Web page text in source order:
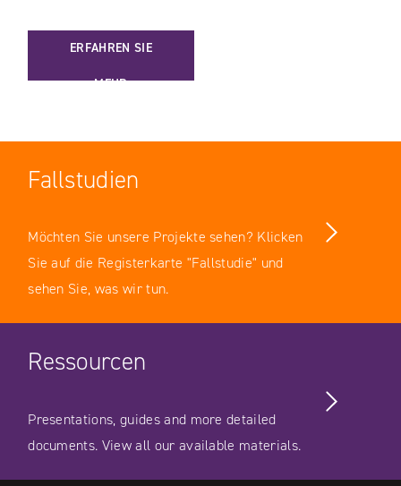
ERFAHREN SIE
MEHR
: CONTENT COMMERCE / WIE GEWINNT MAN KUNDEN
Fallstudien
Möchten Sie unsere Projekte sehen? Klicken
Sie auf die Registerkarte "Fallstudie" und
sehen Sie, was wir tun.
Ressourcen
Presentations, guides and more detailed
documents. View all our available materials.